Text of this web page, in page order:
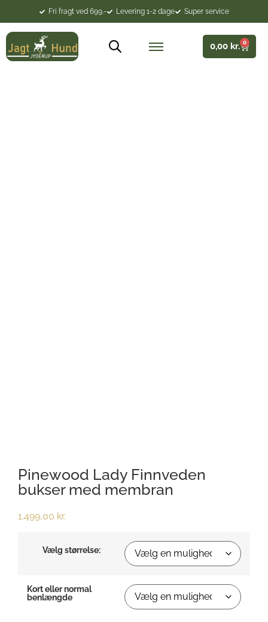
Fri fragt ved 699.- Levering 1-2 dage Super service
0,00 kr. 0
Pinewood Lady Finnveden
bukser med membran
1.499,00 kr.
Vælg størrelse:
Kort eller normal
benlængde